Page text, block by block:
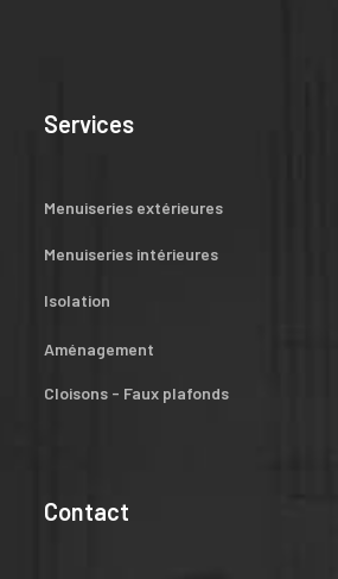
Services
Menuiseries extérieures
Menuiseries intérieures
Isolation
Aménagement
Cloisons - Faux plafonds
Contact